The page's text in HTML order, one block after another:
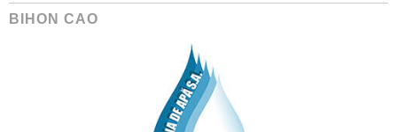
BIHON CAO